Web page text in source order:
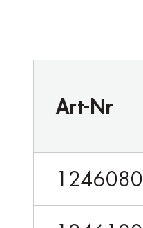
Art-Nr
1246080